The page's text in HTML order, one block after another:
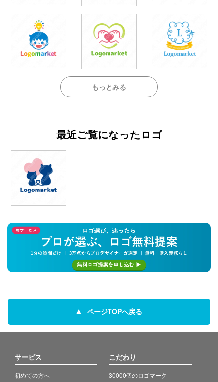
もっとみる
最近ご覧になったロゴ
ページTOPへ戻る
サービス
初めての方へ
こだわり
30000個のロゴマーク